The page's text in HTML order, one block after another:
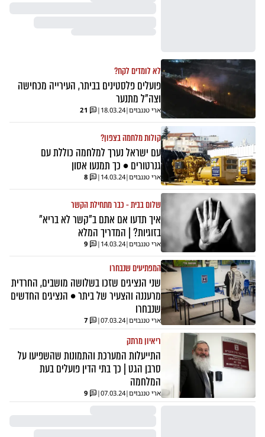
לא לומדים לקח?
פועלים פלסטינים בביתר, העירייה מכחישה
וצה"ל מתנער
ארי טננבוים|
18.03.24
|
21
קולות מלחמה בצפון?
עם ישראל נערך למלחמה כוללת עם
גנרטורים • כך תמנעו אסון
ארי טננבוים|
14.03.24
|
8
שלום בבית - כבר מתחילת הקשר
איך תדעו אם אתם ב"קשר לא בריא"
בזוגיות? | המדריך המלא
ארי טננבוים|
14.03.24
|
9
המפתיעים שנבחרו
שני הנציגים שזכו בשלושה מושבים, החרדית
מרעננה והצעיר של ביתר • הנציגים החדשים
שנבחרו
ארי טננבוים|
07.03.24
|
7
ריאיון מרתק
התייעלות המערכת והתמונות שהשפיעו על
סרבן הגט | כך בתי הדין פועלים בעת
המלחמה
ארי טננבוים|
07.03.24
|
9